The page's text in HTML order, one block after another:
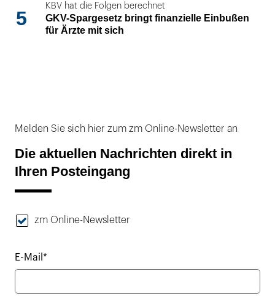
5
KBV hat die Folgen berechnet
GKV-Spargesetz bringt finanzielle Einbußen
für Ärzte mit sich
Melden Sie sich hier zum zm Online-Newsletter an
Die aktuellen Nachrichten direkt in
Ihren Posteingang
zm Online-Newsletter
E-Mail*